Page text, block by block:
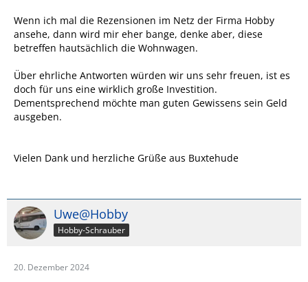
Wenn ich mal die Rezensionen im Netz der Firma Hobby
ansehe, dann wird mir eher bange, denke aber, diese
betreffen hautsächlich die Wohnwagen.
Über ehrliche Antworten würden wir uns sehr freuen, ist es
doch für uns eine wirklich große Investition.
Dementsprechend möchte man guten Gewissens sein Geld
ausgeben.
Vielen Dank und herzliche Grüße aus Buxtehude
Uwe@Hobby
Hobby-Schrauber
20. Dezember 2024